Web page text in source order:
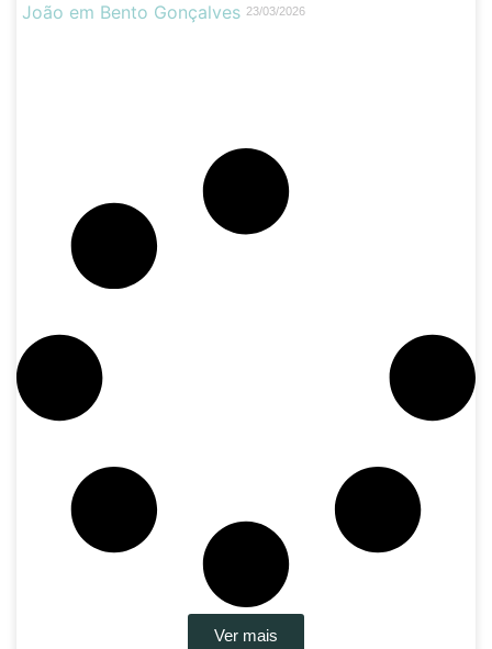
23/03/2026
Ver mais